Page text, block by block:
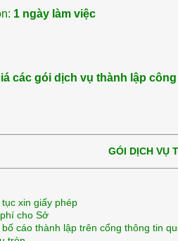
1 ngày làm việc
các gói dịch vụ thành lập
GÓI DỊCH VỤ
thủ tục xin giấy
cho Sở
bố cáo thành lập trên